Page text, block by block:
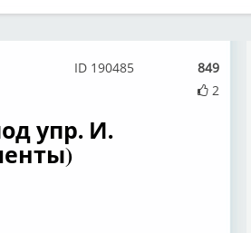
849
2
ID 190485
упр. И.